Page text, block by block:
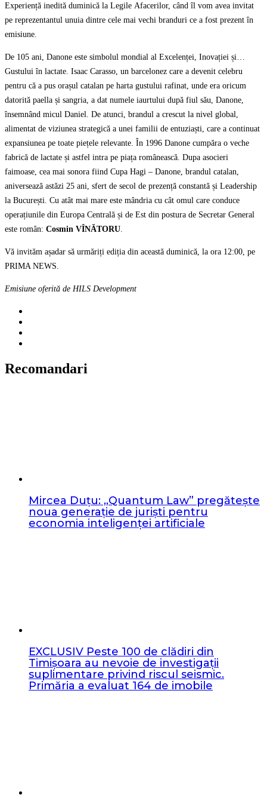
Experiență inedită duminică la Legile Afacerilor, când îl vom avea invitat
pe reprezentantul unuia dintre cele mai vechi branduri ce a fost prezent în
emisiune.
De 105 ani, Danone este simbolul mondial al Excelenței, Inovației și…
Gustului în lactate. Isaac Carasso, un barcelonez care a devenit celebru
pentru că a pus orașul catalan pe harta gustului rafinat, unde era oricum
datorită paella și sangria, a dat numele iaurtului după fiul său, Danone,
însemnând micul Daniel. De atunci, brandul a crescut la nivel global,
alimentat de viziunea strategică a unei familii de entuziaști, care a continuat
expansiunea pe toate piețele relevante. În 1996 Danone cumpăra o veche
fabrică de lactate și astfel intra pe piața românească. Dupa asocieri
faimoase, cea mai sonora fiind Cupa Hagi – Danone, brandul catalan,
aniversează astăzi 25 ani, sfert de secol de prezență constantă și Leadership
la București. Cu atât mai mare este mândria cu cât omul care conduce
operațiunile din Europa Centrală și de Est din postura de Secretar General
este român: Cosmin VÎNĂTORU
Vă invităm așadar să urmăriți ediția din această duminică, la ora 12:00, pe
PRIMA NEWS.
Emisiune oferită de HILS Development
Recomandari
Mircea Duțu: „Quantum Law” pregătește
noua generație de juriști pentru
economia inteligenței artificiale
EXCLUSIV Peste 100 de clădiri din
Timișoara au nevoie de investigații
suplimentare privind riscul seismic.
Primăria a evaluat 164 de imobile